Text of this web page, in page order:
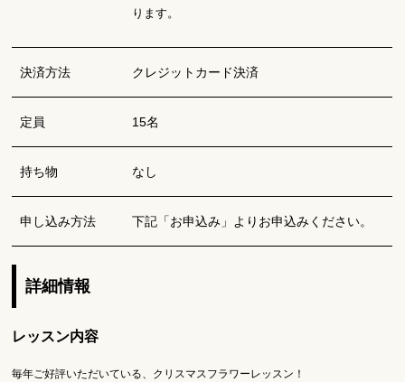
ります。
決済方法 クレジットカード決済
定員 15名
持ち物 なし
申し込み方法 下記「お申込み」よりお申込みください。
詳細情報
レッスン内容
毎年ご好評いただいている、クリスマスフラワーレッスン！